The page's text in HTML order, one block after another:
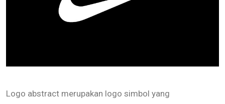
Logo abstract merupakan logo simbol yang